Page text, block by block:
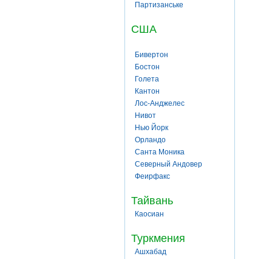
Партизанське
США
Бивертон
Бостон
Голета
Кантон
Лос-Анджелес
Нивот
Нью Йорк
Орландо
Санта Моника
Северный Андовер
Феирфакс
Тайвань
Каосиан
Туркмения
Ашхабад